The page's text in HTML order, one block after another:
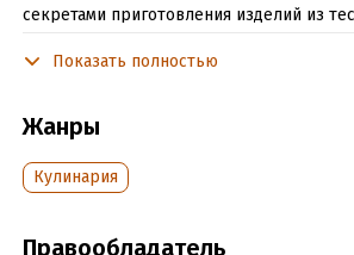
секретами приготовления изделий из
порой неведомыми для нас, но
Подробная информация
Объем:
435522
Показать полностью
Жанры
Кулинария
Правообладатель